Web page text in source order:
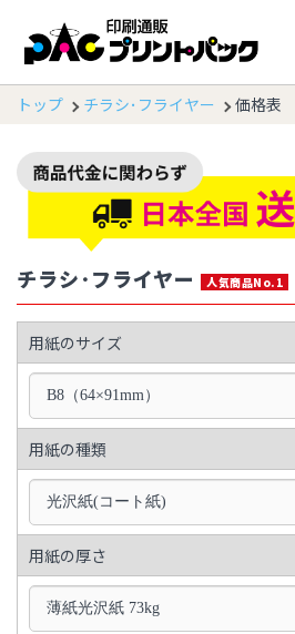
トップ チラシ･フライヤー 価格表
チラシ･フライヤー 人気商品No.1
用紙のサイズ
B8（64×91mm）
用紙の種類
光沢紙(コート紙)
用紙の厚さ
薄紙光沢紙 73kg